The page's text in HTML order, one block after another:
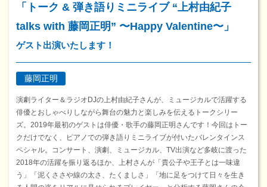
「トーク & 弾き語りミニライブ “上村由紀子
talks with 藤岡正明” 〜Happy Valentine〜」
ゲスト出演いたします！
藤岡正明
演劇ライター＆ラジオDJの上村由紀子さんが、ミュージカルで活躍する
俳優とおしゃべりしながら舞台の魅力と楽しみを伝えるトークシリー
ズ。2019年最初のゲストは俳優・歌手の藤岡正明さんです！今回はトー
クだけでなく、ピアノでの弾き語りミニライブが付いたバレンタインス
ペシャル。コンサート、演劇、ミュージカル、TV出演など多岐に渡った
2018年の活躍を振り返るほか、上村さんが「貴公子や王子とは一味違
う」「泥くささや線の太さ、たくましさ」「地に足をつけて日々を生き